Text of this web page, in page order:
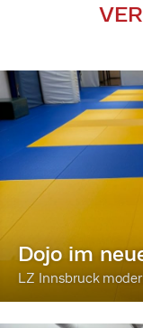
Dojo im
LZ Innsbruck